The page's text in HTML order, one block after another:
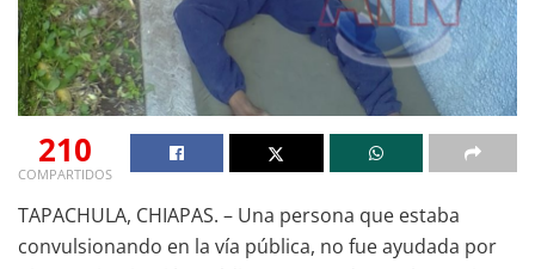
210
COMPARTIDOS
TAPACHULA, CHIAPAS. – Una persona que estaba
convulsionando en la vía pública, no fue ayudada por